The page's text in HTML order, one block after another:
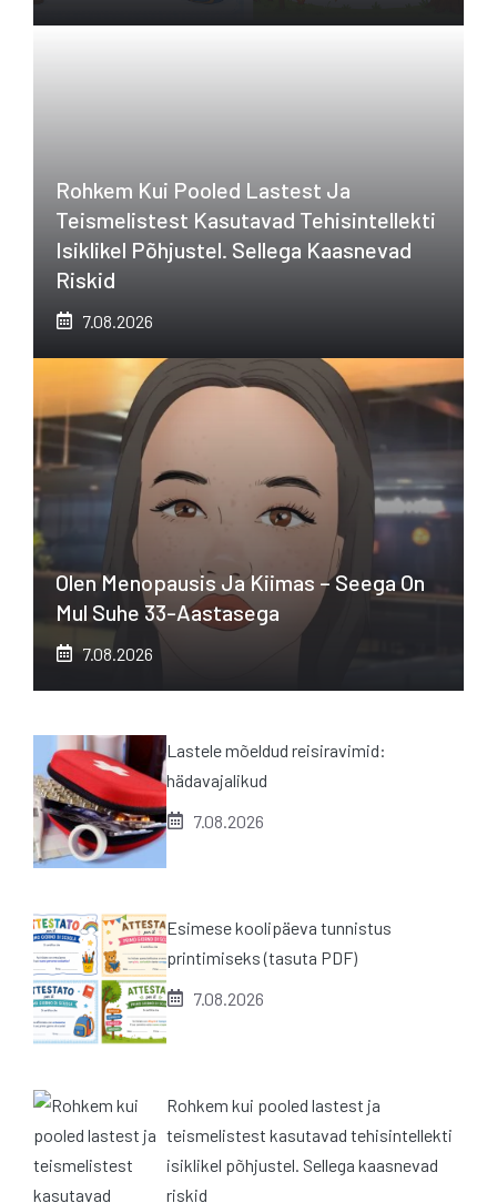
Rohkem Kui Pooled Lastest Ja
Teismelistest Kasutavad Tehisintellekti
Isiklikel Põhjustel. Sellega Kaasnevad
Riskid
7.08.2026
Olen Menopausis Ja Kiimas – Seega On
Mul Suhe 33-Aastasega
7.08.2026
Lastele mõeldud reisiravimid:
hädavajalikud
7.08.2026
Esimese koolipäeva tunnistus
printimiseks (tasuta PDF)
7.08.2026
Rohkem kui pooled lastest ja
teismelistest kasutavad tehisintellekti
isiklikel põhjustel. Sellega kaasnevad
riskid